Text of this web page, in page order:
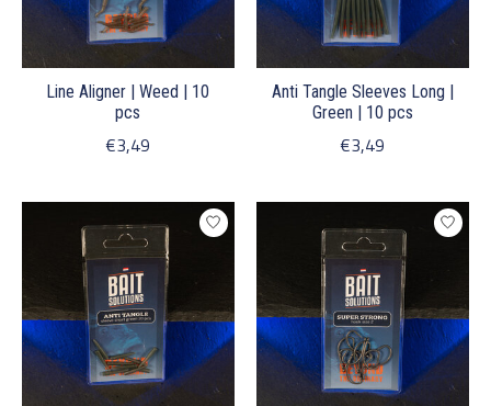
Line Aligner | Weed | 10
pcs
€3,49
Anti Tangle Sleeves Long |
Green | 10 pcs
€3,49